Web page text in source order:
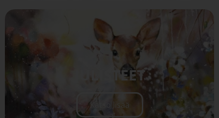
JULISTEET
Katso lisää